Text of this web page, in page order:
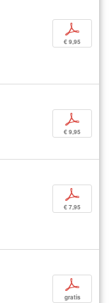
p
€ 9,95
p
€ 9,95
p
€ 7,95
p
gratis